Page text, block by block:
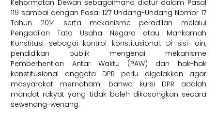
Kehormatan Dewan sebagaimana diatur dalam Pasal
119 sampai dengan Pasal 127 Undang-Undang Nomor 17
Tahun 2014 serta mekanisme peradilan melalui
Pengadilan Tata Usaha Negara atau Mahkamah
Konstitusi sebagai kontrol konstitusional. Di sisi lain,
pendidikan publik mengenai mekanisme
Pemberhentian Antar Waktu (PAW) dan hak-hak
konstitusional anggota DPR perlu digalakkan agar
masyarakat memahami bahwa kursi DPR adalah
mandat rakyat yang tidak boleh dikosongkan secara
sewenang-wenang.